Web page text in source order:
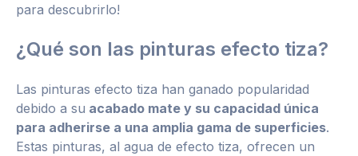
para descubrirlo!
¿Qué son las pinturas efecto tiza?
Las pinturas efecto tiza han ganado popularidad
debido a su acabado mate y su capacidad única
para adherirse a una amplia gama de superficies.
Estas pinturas, al agua de efecto tiza, ofrecen un